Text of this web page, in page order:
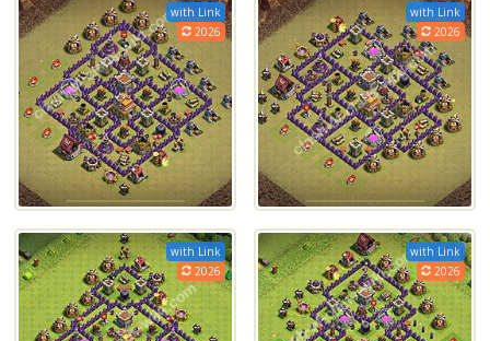
with Link
2026
with Link
2026
with Link
2026
with Link
2026